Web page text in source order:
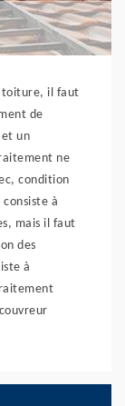
toiture, il faut
de
un
ne
condition
à
mais il faut
des
à